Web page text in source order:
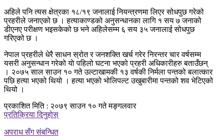
अहिले पनि त्यस क्षेत्रका १८/१९ जनालाई नियन्त्रणमा लिएर सोधपुछ गरेको
प्रहरीले जनाएको छ । हत्याकाण्डको अनुसन्धानका लागि १ सय ७ जनाको
डीएनए परीक्षण भइसकेको छ भने अहिलेसम्म ६ सय ३५ जनालाई सोधपुछ
गरिएको छ ।
नेपाल प्रहरीले धेरै साधन स्रोत र जनशक्ति खर्च गरेर निरन्तर चार वर्षसम्म
यसरी अनुसन्धान गरेको याे पहिलो घटना भएको प्रहरी अधिकारीहरु बताउँछन्
। २०७५ साल साउन १० गते उल्टाखामकी १३ वर्षकी निर्मला पन्तको बलात्कार
पछि हत्या भएको थियो । हत्या भएको भोलिपल्ट उखुबारीमा पन्तको शव भेटिएको
थियो ।
प्रकाशित मिति : २०७९ साउन १० गते मङ्गलवार
प्रतिक्रिया दिनुहोस्
अपराध सँग संबन्धित